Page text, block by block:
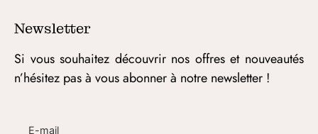
Newsletter
Si vous souhaitez découvrir nos offres et nouveautés
n’hésitez pas à vous abonner à notre newsletter !
E-mail